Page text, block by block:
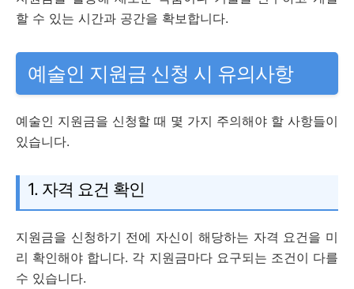
할 수 있는 시간과 공간을 확보합니다.
예술인 지원금 신청 시 유의사항
예술인 지원금을 신청할 때 몇 가지 주의해야 할 사항들이
있습니다.
1. 자격 요건 확인
지원금을 신청하기 전에 자신이 해당하는 자격 요건을 미
리 확인해야 합니다. 각 지원금마다 요구되는 조건이 다를
수 있습니다.